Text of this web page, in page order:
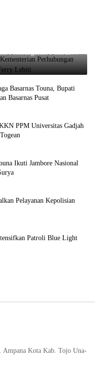
dengan Kementerian
Pembangunan Pelabuhan
Basarnas Touna, Bupati
Basarnas Pusat
PPM Universitas Gadjah
Ikuti Jambore Nasional
Pelayanan Kepolisian
Patroli Blue Light
Kota Kab. Tojo Una-